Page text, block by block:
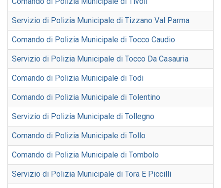
Servizio di Polizia Municipale di Tizzano Val Parma
Comando di Polizia Municipale di Tocco Caudio
Servizio di Polizia Municipale di Tocco Da Casauria
Comando di Polizia Municipale di Todi
Comando di Polizia Municipale di Tolentino
Servizio di Polizia Municipale di Tollegno
Comando di Polizia Municipale di Tollo
Comando di Polizia Municipale di Tombolo
Servizio di Polizia Municipale di Tora E Piccilli